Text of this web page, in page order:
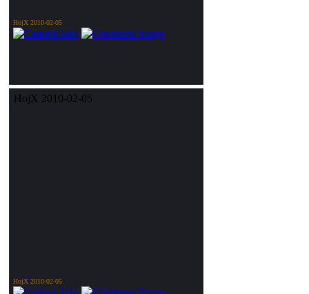
HojX 2010-02-05
HojX 2010-02-05
HojX 2010-02-05